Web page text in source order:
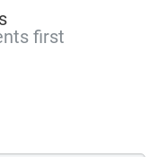
first